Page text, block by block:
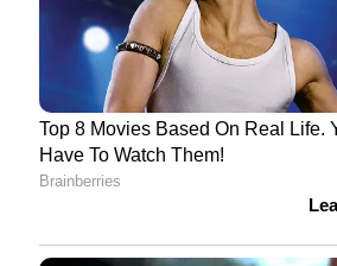
Image Credit : Getty
വയറുവേദനയോ